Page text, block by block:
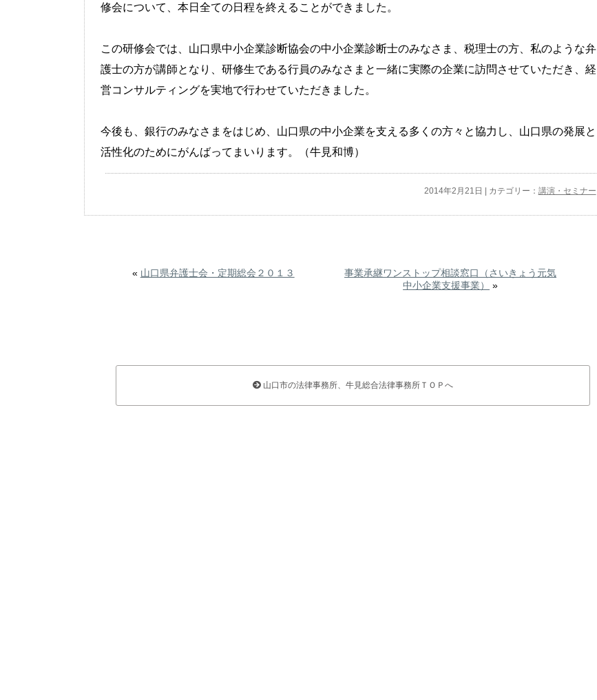
修会について、本日全ての日程を終えることができました。
この研修会では、山口県中小企業診断協会の中小企業診断士のみなさま、税理士の方、私のような弁
護士の方が講師となり、研修生である行員のみなさまと一緒に実際の企業に訪問させていただき、経
営コンサルティングを実地で行わせていただきました。
今後も、銀行のみなさまをはじめ、山口県の中小企業を支える多くの方々と協力し、山口県の発展と
活性化のためにがんばってまいります。（牛見和博）
2014年2月21日 | カテゴリー： 講演・セミナー
« 山口県弁護士会・定期総会２０１３
事業承継ワンストップ相談窓口（さいきょう元気
中小企業支援事業）
»
山口市の法律事務所、牛見総合法律事務所ＴＯＰへ